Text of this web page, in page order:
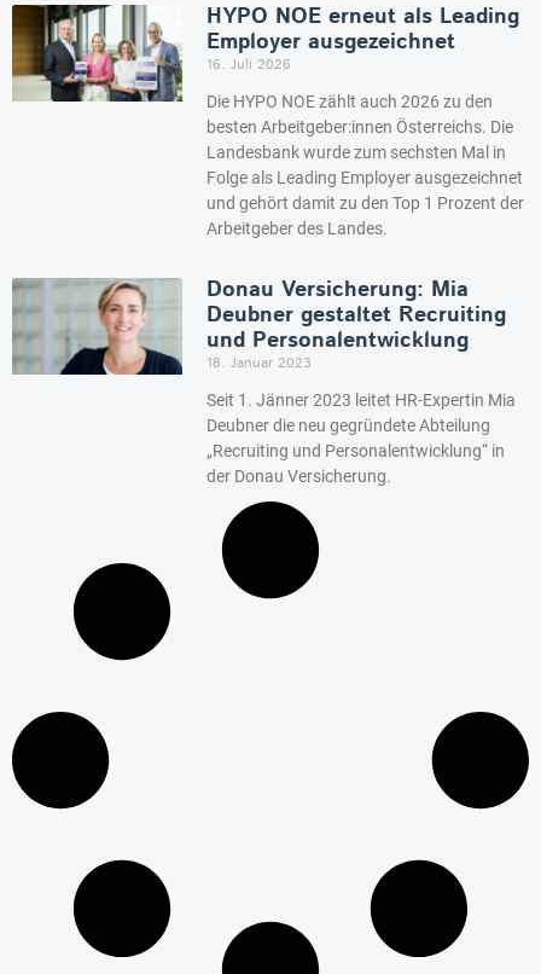
HYPO NOE erneut als Leading
Employer ausgezeichnet
16. Juli 2026
Die HYPO NOE zählt auch 2026 zu den
besten Arbeitgeber:innen Österreichs. Die
Landesbank wurde zum sechsten Mal in
Folge als Leading Employer ausgezeichnet
und gehört damit zu den Top 1 Prozent der
Arbeitgeber des Landes.
Donau Versicherung: Mia
Deubner gestaltet Recruiting
und Personalentwicklung
18. Januar 2023
Seit 1. Jänner 2023 leitet HR-Expertin Mia
Deubner die neu gegründete Abteilung
„Recruiting und Personalentwicklung“ in
der Donau Versicherung.